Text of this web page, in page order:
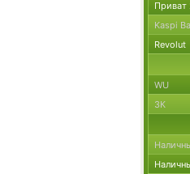
Приват
Kaspi
Revolut
WU
ЗК